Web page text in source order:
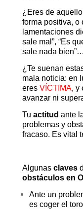
¿Eres de
forma positiva, o
lamentaciones
sale mal”, “Es
sale nada
¿Te suenan
mala noticia: en
eres VÍCTIMA, y
avanzar ni
Tu actitud ante
problemas y
fracaso. Es vital
Algunas claves
obstáculos en
Ante un
es coger el